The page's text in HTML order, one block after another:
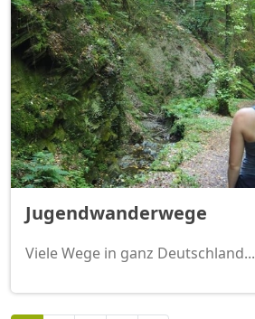
Jugendwanderwege
Viele Wege in ganz Deutschland...